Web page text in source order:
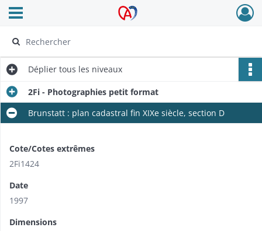
Archives Alsace - Colmar
Ouvrir le menu déroulant
Déplier tous les niveaux
2Fi - Photographies petit format
Brunstatt : plan cadastral fin XIXe siècle, section D
Cote/Cotes extrêmes
2Fi1424
Date
1997
Dimensions